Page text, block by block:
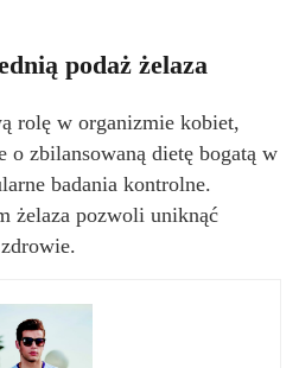
podaż żelaza
rolę w organizmie kobiet,
o zbilansowaną dietę bogatą w
badania kontrolne.
żelaza pozwoli uniknąć